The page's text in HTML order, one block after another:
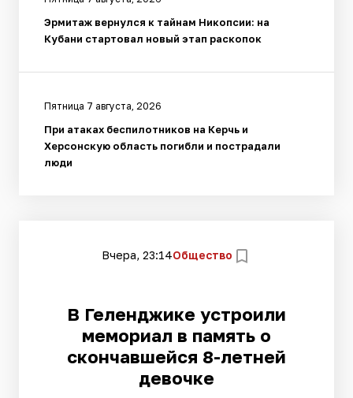
Эрмитаж вернулся к тайнам Никопсии: на
Кубани стартовал новый этап раскопок
Пятница 7 августа, 2026
При атаках беспилотников на Керчь и
Херсонскую область погибли и пострадали
люди
Вчера, 23:14Общество
В Геленджике устроили
мемориал в память о
скончавшейся 8-летней
девочке